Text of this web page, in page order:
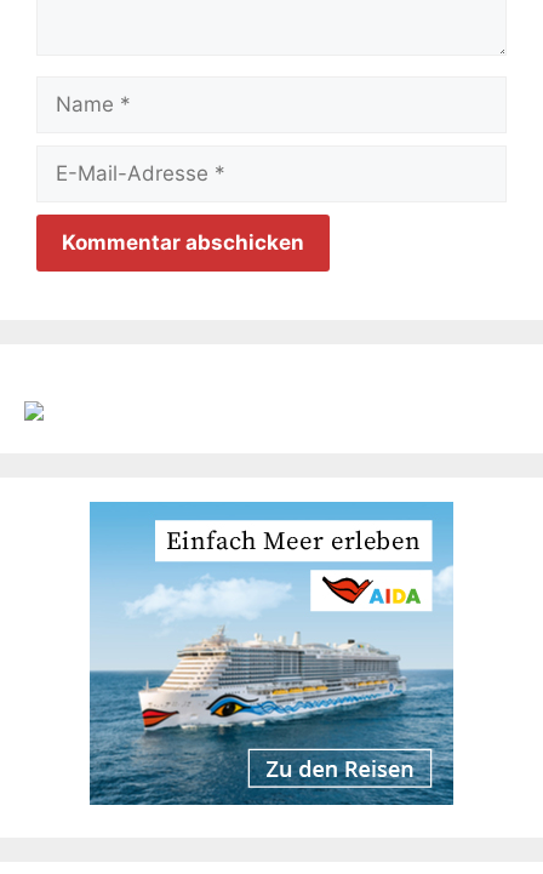
Mail-
Adresse